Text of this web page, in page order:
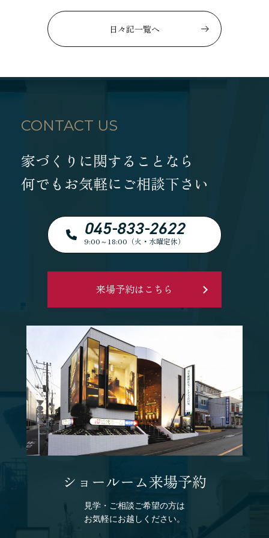
日々記一覧へ
CONTACT US
家づくりに関することなら
何でもお気軽にご相談下さい
045-833-2622
9:00～18:00（火・水曜定休）
来場予約はこちら
ショールーム来場予約
見学・ご相談ご希望の方は
お気軽にお越しください。